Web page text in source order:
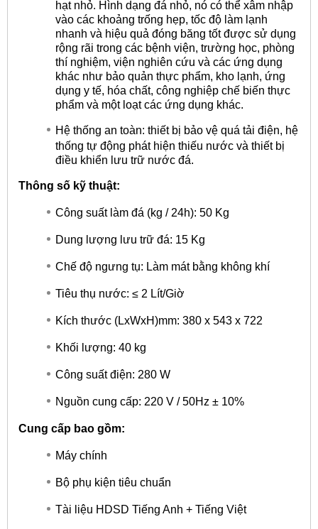
hạt nhỏ. Hình dạng đá nhỏ, nó có thể xâm nhập
vào các khoảng trống hẹp, tốc độ làm lạnh
nhanh và hiệu quả đóng băng tốt được sử dụng
rộng rãi trong các bệnh viện, trường học, phòng
thí nghiệm, viện nghiên cứu và các ứng dụng
khác như bảo quản thực phẩm, kho lạnh, ứng
dụng y tế, hóa chất, công nghiệp chế biến thực
phẩm và một loạt các ứng dụng khác.
Hệ thống an toàn: thiết bị bảo vệ quá tải điện, hệ
thống tự động phát hiện thiếu nước và thiết bị
điều khiển lưu trữ nước đá.
Thông số kỹ thuật:
Công suất làm đá (kg / 24h): 50 Kg
Dung lượng lưu trữ đá: 15 Kg
Chế độ ngưng tụ: Làm mát bằng không khí
Tiêu thụ nước: ≤ 2 Lít/Giờ
Kích thước (LxWxH)mm: 380 x 543 x 722
Khối lượng: 40 kg
Công suất điện: 280 W
Nguồn cung cấp: 220 V / 50Hz ± 10%
Cung cấp bao gồm:
Máy chính
Bộ phụ kiện tiêu chuẩn
Tài liệu HDSD Tiếng Anh + Tiếng Việt